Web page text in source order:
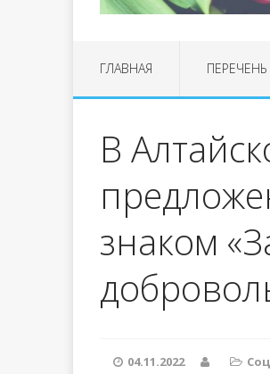
ГЛАВНАЯ
В
знаком
04.11.2022